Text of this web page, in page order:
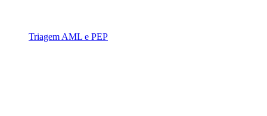
Triagem AML e PEP